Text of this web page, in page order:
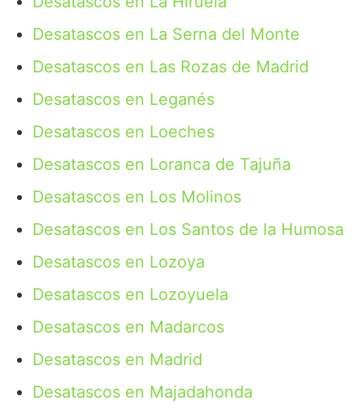
Desatascos en La Serna del Monte
Desatascos en Las Rozas de Madrid
Desatascos en Leganés
Desatascos en Loeches
Desatascos en Loranca de Tajuña
Desatascos en Los Molinos
Desatascos en Los Santos de la Humosa
Desatascos en Lozoya
Desatascos en Lozoyuela
Desatascos en Madarcos
Desatascos en Madrid
Desatascos en Majadahonda